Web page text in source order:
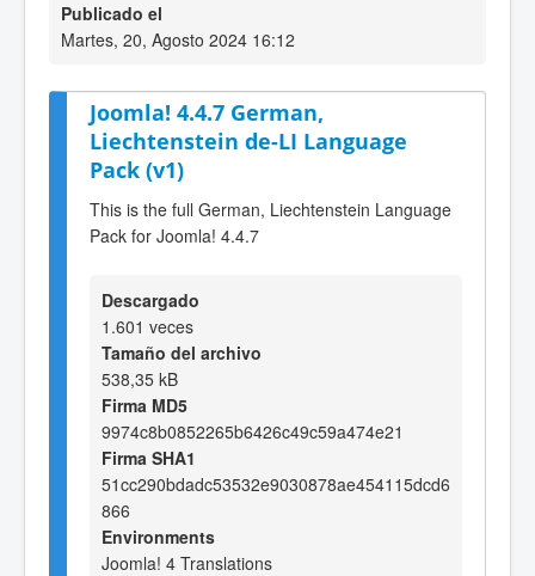
Publicado el
Martes, 20, Agosto 2024 16:12
Joomla! 4.4.7 German,
Liechtenstein de-LI Language
Pack (v1)
This is the full German, Liechtenstein Language
Pack for Joomla! 4.4.7
Descargado
1.601 veces
Tamaño del archivo
538,35 kB
Firma MD5
9974c8b0852265b6426c49c59a474e21
Firma SHA1
51cc290bdadc53532e9030878ae454115dcd6
866
Environments
Joomla! 4 Translations